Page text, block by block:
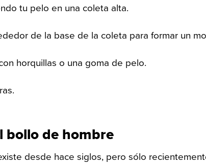
tu pelo en una coleta alta.
de la base de la coleta para formar un
horquillas o una goma de pelo.
bollo de hombre
desde hace siglos, pero sólo